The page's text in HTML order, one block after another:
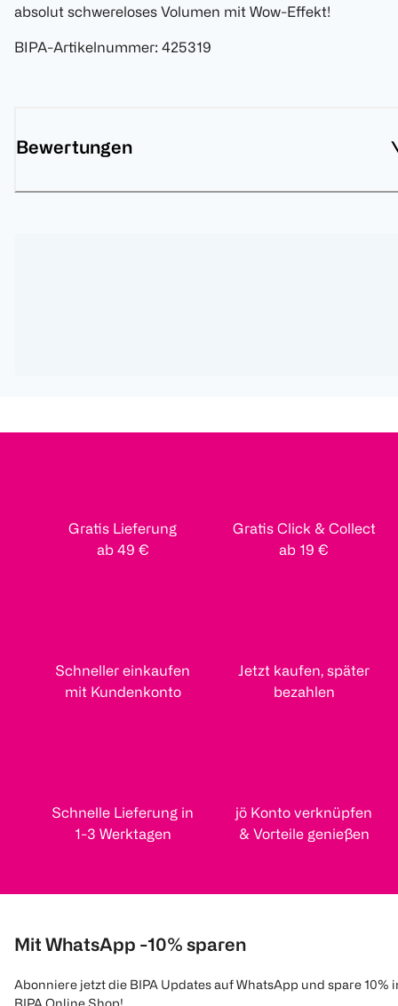
absolut schwereloses Volumen mit Wow-Effekt!
BIPA-Artikelnummer: 425319
Bewertungen
Gratis Lieferung
ab 49 €
Gratis Click & Collect
ab 19 €
Schneller einkaufen
mit Kundenkonto
Jetzt kaufen, später
bezahlen
Schnelle Lieferung in
1-3 Werktagen
jö Konto verknüpfen
& Vorteile genießen
Mit WhatsApp -10% sparen
Abonniere jetzt die BIPA Updates auf WhatsApp und spare 10%
BIPA Online Shop!